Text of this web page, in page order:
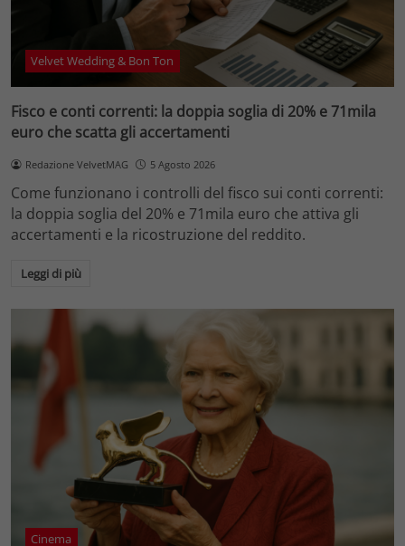
Velvet Wedding & Bon Ton
Fisco e conti correnti: la doppia soglia di 20% e 71mila
euro che scatta gli accertamenti
Redazione VelvetMAG 5 Agosto 2026
Come funzionano i controlli del fisco sui conti correnti:
la doppia soglia del 20% e 71mila euro che attiva gli
accertamenti e la ricostruzione del reddito.
Leggi di più
Cinema